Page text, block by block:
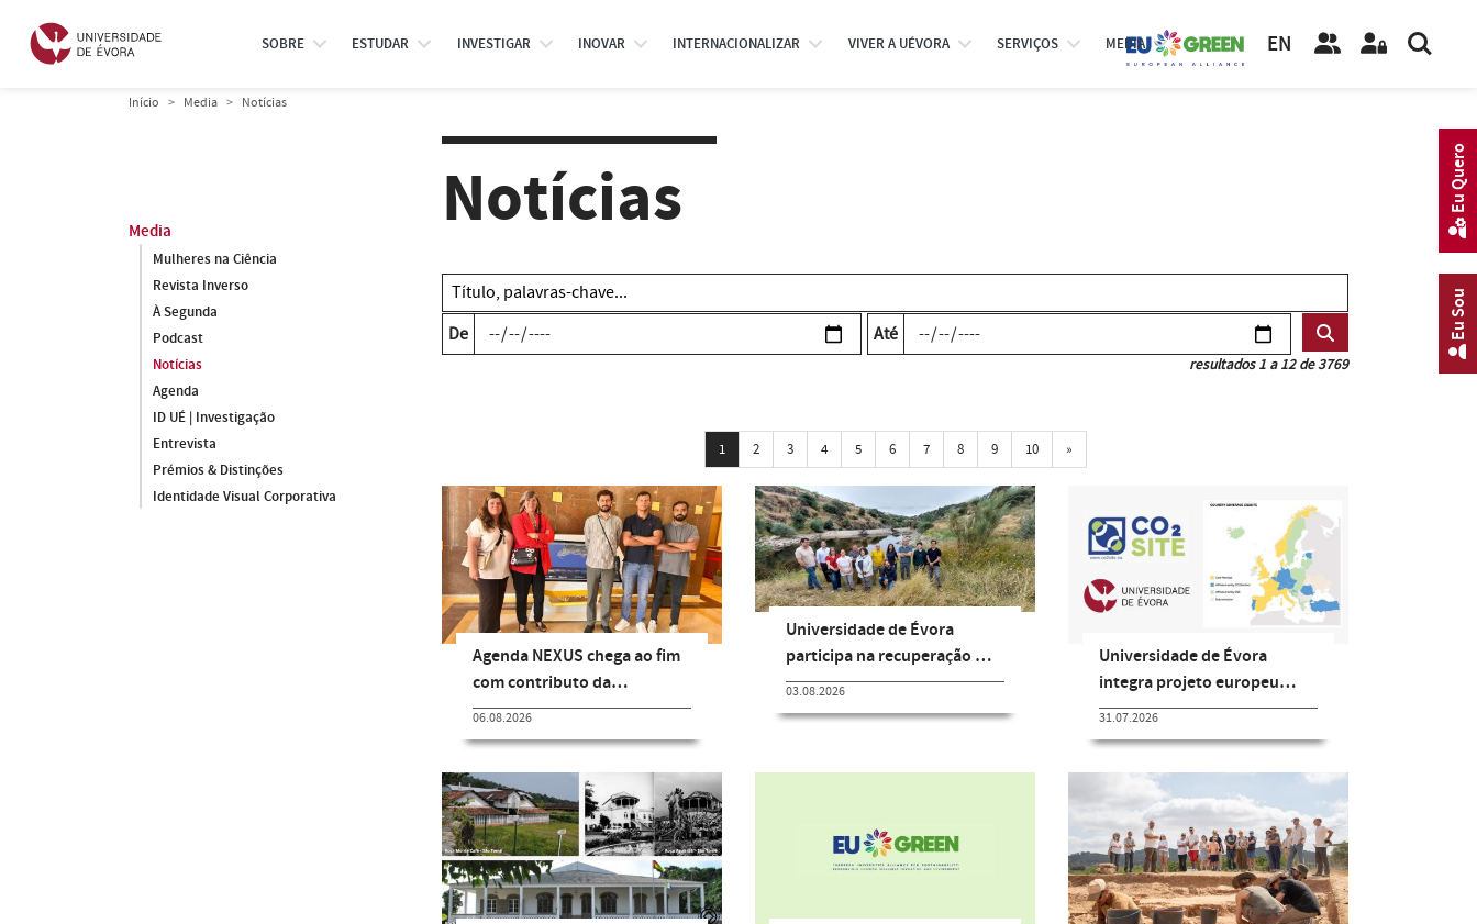
SOBRE ESTUDAR INVESTIGAR INOVAR INTERNACIONALIZAR VIVER A UÉVORA SERVIÇOS MEDIA EN
Início Media Notícias
Media
Mulheres na Ciência
Revista Inverso
À Segunda
Podcast
Notícias
Agenda
ID UÉ | Investigação
Entrevista
Prémios & Distinções
Identidade Visual Corporativa
Notícias
De Até
resultados 1 a 12 de 3769
1 2 3 4 5 6 7 8 9 10 »Próxima
Agenda NEXUS chega ao fim
com contributo da…
06.08.2026
Universidade de Évora
participa na recuperação …
03.08.2026
Universidade de Évora
integra projeto europeu…
31.07.2026
Eu Sou
Eu Quero